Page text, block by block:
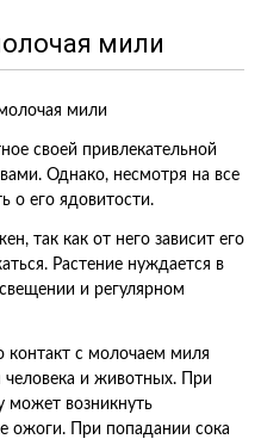
мили
своей привлекательной
Однако, несмотря на все
о его ядовитости.
так как от него зависит его
Растение нуждается в
и регулярном
контакт с молочаем миля
и животных. При
может возникнуть
ожоги. При попадании сока